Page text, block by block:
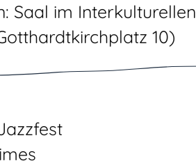
Saal im Interkulturellen
10)